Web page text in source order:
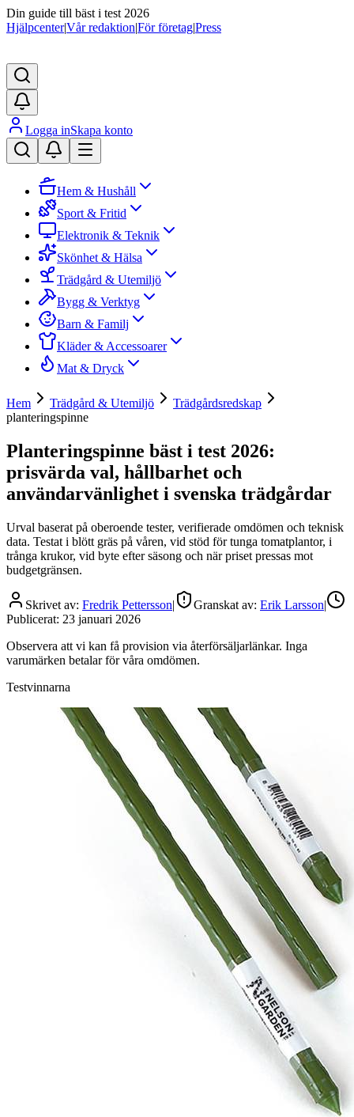
Din guide till bäst i test 2026
Hjälpcenter|Vår redaktion|För företag|Press
Logga inSkapa konto
Hem & Hushåll
Sport & Fritid
Elektronik & Teknik
Skönhet & Hälsa
Trädgård & Utemiljö
Bygg & Verktyg
Barn & Familj
Kläder & Accessoarer
Mat & Dryck
Hem Trädgård & Utemiljö
Trädgårdsredskap
planteringspinne
Planteringspinne bäst i test 2026:
prisvärda val, hållbarhet och
användarvänlighet i svenska trädgårdar
Urval baserat på oberoende tester, verifierade omdömen och teknisk
data. Testat i blött gräs på våren, vid stöd för tunga tomatplantor, i
trånga krukor, vid byte efter säsong och när priset pressas mot
budgetgränsen.
Skrivet av: Fredrik Pettersson| Granskat av: Erik Larsson|
Publicerat: 23 januari 2026
Observera att vi kan få provision via återförsäljarlänkar. Inga
varumärken betalar för våra omdömen.
Testvinnarna